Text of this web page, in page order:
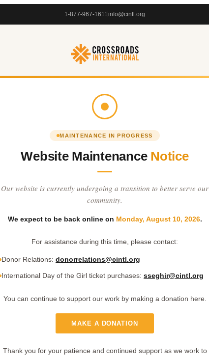
1-877-967-1611info@cintl.org
MAINTENANCE IN PROGRESS
Website Maintenance Notice
Our website is currently undergoing a transition to better serve our
community.
We expect to be back online on Monday, August 10, 2026.
For assistance during this time, please contact:
Donor Relations: donorrelations@cintl.org
International Day of the Girl ticket purchases: sseghir@cintl.org
You can continue to support our work by making a donation here.
MAKE A DONATION
Thank you for your patience and continued support as we work to